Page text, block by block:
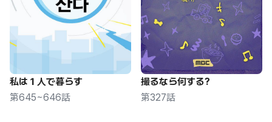
私は１人で暮らす
第645~646話
撮るなら何する?
第327話